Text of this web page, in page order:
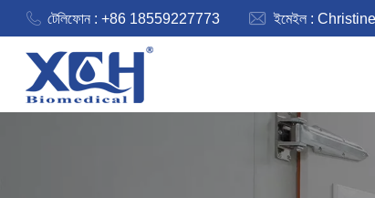
টেলিফোন : +86 18559227773 ইমেইল :